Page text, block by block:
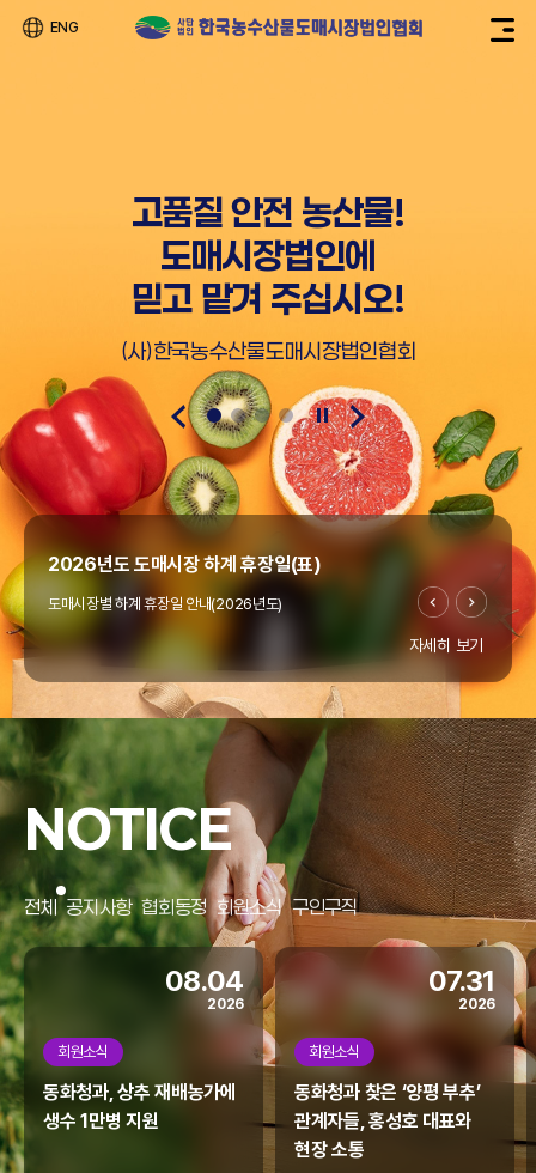
ENG
고품질 안전 농산물!
도매시장법인에
믿고 맡겨 주십시오!
(사)한국농수산물도매시장법인협회
2026년도 도매시장 하계 휴장일(표)
도매시장별 하계 휴장일 안내(2026년도)
자세히 보기
"온라인도매시장 창업지원사업" 공고(~4/10까지)
우리협회에서는 열정과 꿈으로 미래 농업을 이끌 청년의
"온라인도매시장 창업지원사업"을 아래와 같이 모집
공고합니다.
홈페이지 리뉴얼
협회 홈페이지가 리뉴얼되었습니다.
NOTICE
전체 공지사항 협회동정 회원소식 구인구직
08.04
2026
회원소식
동화청과, 상추 재배농가에
생수 1만병 지원
07.31
2026
회원소식
동화청과 찾은 ‘양평 부추’
관계자들, 홍성호 대표와
현장 소통